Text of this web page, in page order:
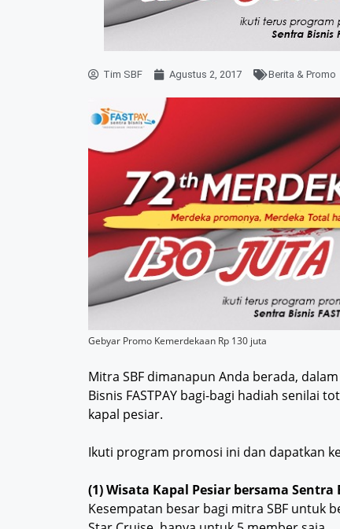
Tim SBF Agustus 2, 2017 Berita & Promo
Gebyar Promo Kemerdekaan Rp 130 juta
Mitra SBF dimanapun Anda berada,
Bisnis FASTPAY bagi-bagi hadiah senilai
kapal pesiar.
Ikuti program promosi ini dan dapatkan
(1) Wisata Kapal Pesiar bersama Sentra
Kesempatan besar bagi mitra SBF untuk